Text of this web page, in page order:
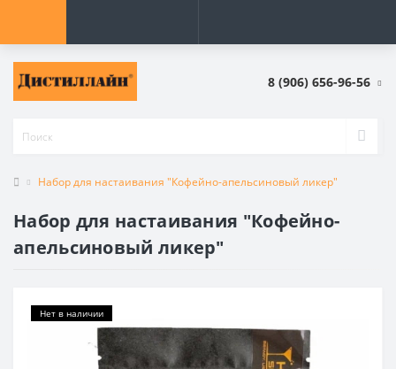
8 (906) 656-96-56
Набор для настаивания "Кофейно-апельсиновый ликер"
Набор для настаивания "Кофейно-
апельсиновый ликер"
Нет в наличии